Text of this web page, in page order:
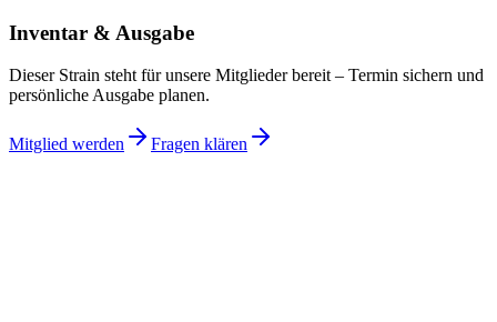
Inventar & Ausgabe
Dieser Strain steht für unsere Mitglieder bereit – Termin sichern und
persönliche Ausgabe planen.
Mitglied werden Fragen klären